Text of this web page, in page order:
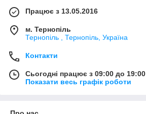
Працює з 13.05.2016
м. Тернопіль
Тернопіль , Тернопіль, Україна
Контакти
Сьогодні працює з 09:00 до 19:00
Показати весь графік роботи